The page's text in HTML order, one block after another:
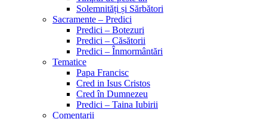
Solemnități și Sărbători
Sacramente – Predici
Predici – Botezuri
Predici – Căsătorii
Predici – Înmormântări
Tematice
Papa Francisc
Cred in Isus Cristos
Cred în Dumnezeu
Predici – Taina Iubirii
Comentarii